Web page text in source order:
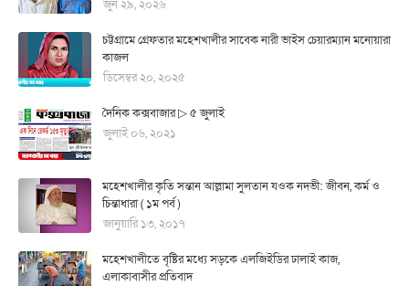
জুন ২৯, ২০২৬
চট্টগ্রামে গ্রেফতার মহেশখালীর সাবেক নারী ভাইস চেয়ারম্যান মনোয়ারা
কাজল
ডিসেম্বর ২০, ২০২৫
দৈনিক কক্সবাজার ▷ ৫ জুলাই
জুলাই ০৬, ২০২১
মহেশখালীর কৃতি সন্তান আল্লামা সুলতান যওক নদভী: জীবন, কর্ম ও
চিন্তাধারা ( ১ম পর্ব )
জানুয়ারি ১৩, ২০১৭
মহেশখালীতে বৃষ্টির মধ্যে সড়কে এলজিইডির ঢালাই কাজ,
এলাকাবাসীর প্রতিবাদ